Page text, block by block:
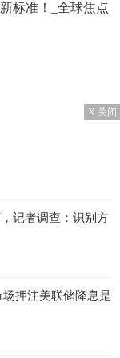
标准！_全球焦点
X 关闭
记者调查：识别方
押注美联储降息是